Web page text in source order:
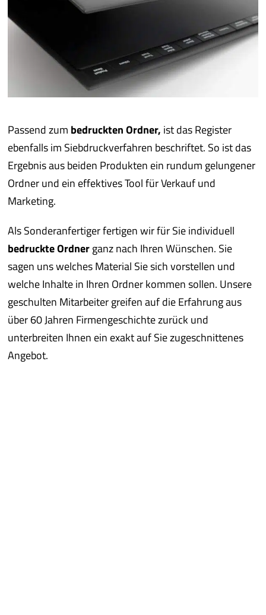
Passend zum bedruckten Ordner, ist das Register
ebenfalls im Siebdruckverfahren beschriftet. So ist das
Ergebnis aus beiden Produkten ein rundum gelungener
Ordner und ein effektives Tool für Verkauf und
Marketing.
Als Sonderanfertiger fertigen wir für Sie individuell
bedruckte Ordnerganz nach Ihren Wünschen. Sie
sagen uns welches Material Sie sich vorstellen und
welche Inhalte in Ihren Ordner kommen sollen. Unsere
geschulten Mitarbeiter greifen auf die Erfahrung aus
über 60 Jahren Firmengeschichte zurück und
unterbreiten Ihnen ein exakt auf Sie zugeschnittenes
Angebot.